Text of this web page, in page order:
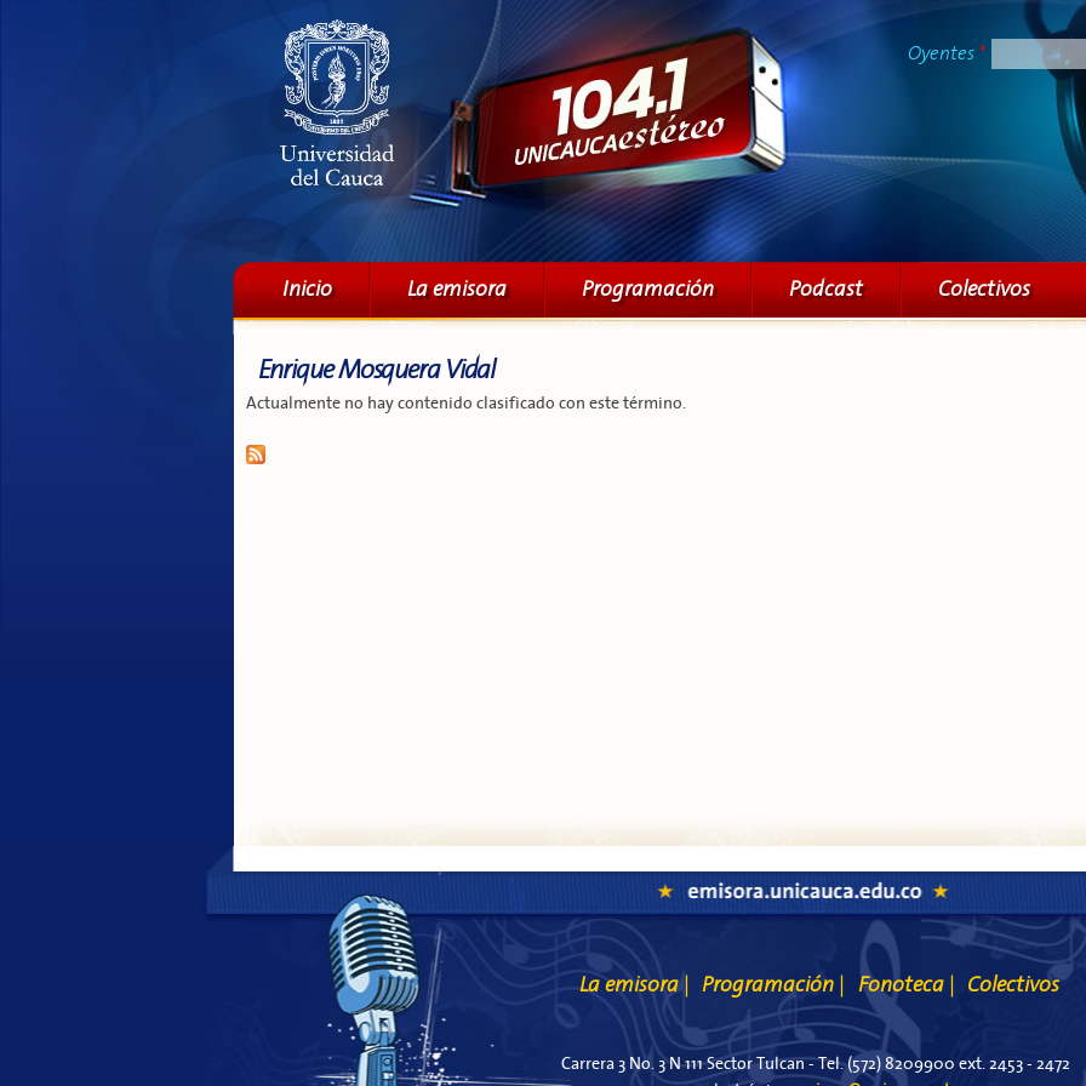
contenido
principal
Oyentes *
Menú principal
Inicio La emisora Programación Podcast Colectivos
Enrique Mosquera Vidal
Actualmente no hay contenido clasificado con este término.
La emisora Programación Fonoteca Colectivos
Carrera 3 No. 3 N 111 Sector Tulcan - Tel. (572) 8209900 ext. 2453 - 2472